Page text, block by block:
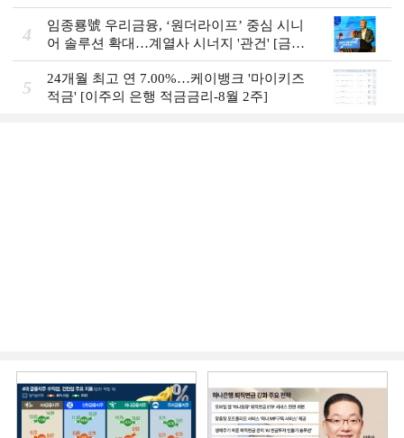
Review]
4
임종룡號 우리금융, ‘원더라이프’ 중심 시니
어 솔루션 확대…계열사 시너지 '관건' [금융
시니어 비즈니스 돋보기]
5
24개월 최고 연 7.00%…케이뱅크 '마이키즈
적금' [이주의 은행 적금금리-8월 2주]